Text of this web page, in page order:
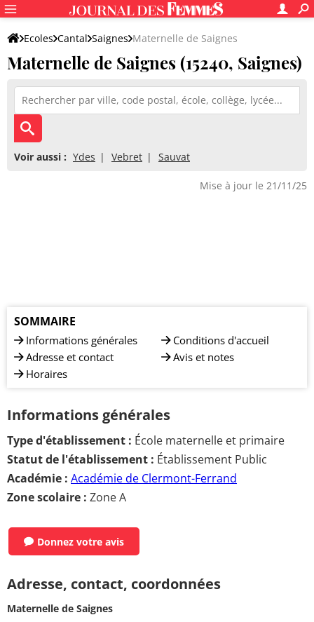
Ecoles Cantal Saignes Maternelle de Saignes
Maternelle de Saignes (15240, Saignes)
Voir aussi : Ydes Vebret Sauvat
Mise à jour le 21/11/25
SOMMAIRE
Informations générales
Adresse et contact
Horaires
Conditions d'accueil
Avis et notes
Informations générales
Type d'établissement : École maternelle et primaire
Statut de l'établissement : Établissement Public
Académie : Académie de Clermont-Ferrand
Zone scolaire : Zone A
Donnez votre avis
Adresse, contact, coordonnées
Maternelle de Saignes